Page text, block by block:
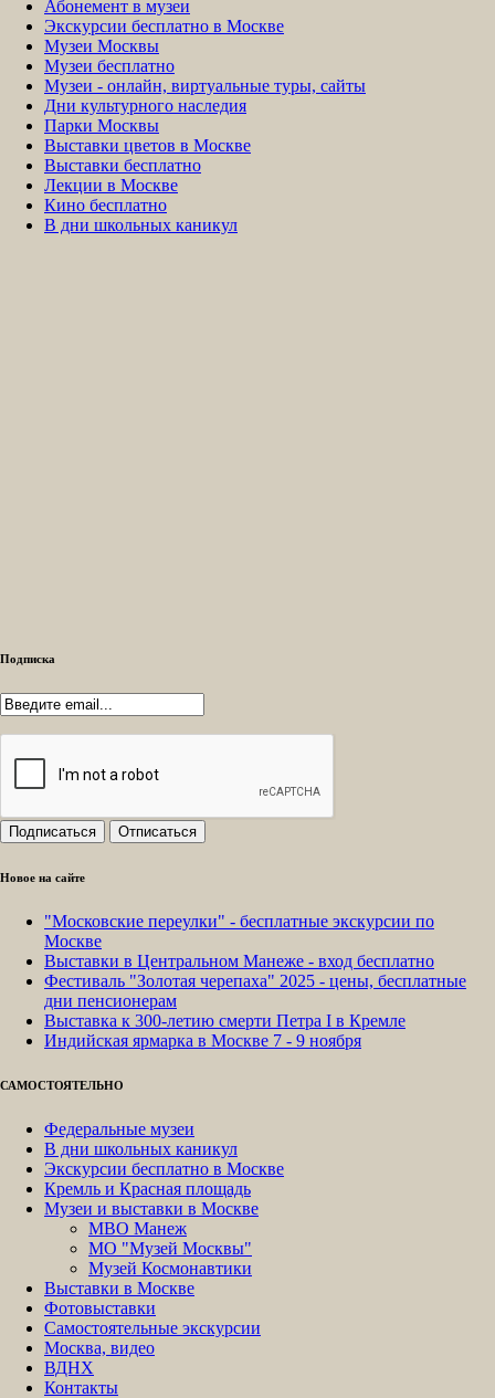
Абонемент в музеи
Экскурсии бесплатно в Москве
Музеи Москвы
Музеи бесплатно
Музеи - онлайн, виртуальные туры, сайты
Дни культурного наследия
Парки Москвы
Выставки цветов в Москве
Выставки бесплатно
Лекции в Москве
Кино бесплатно
В дни школьных каникул
Подписка
Новое на сайте
"Московские переулки" - бесплатные экскурсии по
Москве
Выставки в Центральном Манеже - вход бесплатно
Фестиваль "Золотая черепаха" 2025 - цены, бесплатные
дни пенсионерам
Выставка к 300-летию смерти Петра I в Кремле
Индийская ярмарка в Москве 7 - 9 ноября
САМОСТОЯТЕЛЬНО
Федеральные музеи
В дни школьных каникул
Экскурсии бесплатно в Москве
Кремль и Красная площадь
Музеи и выставки в Москве
МВО Манеж
МО "Музей Москвы"
Музей Космонавтики
Выставки в Москве
Фотовыставки
Самостоятельные экскурсии
Москва, видео
ВДНХ
Контакты